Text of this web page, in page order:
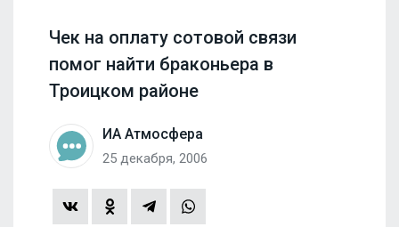
Чек на оплату сотовой связи
помог найти браконьера в
Троицком районе
ИА Атмосфера
25 декабря, 2006